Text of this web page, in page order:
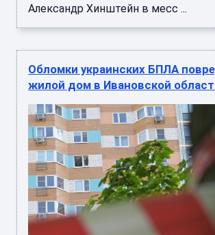
Александр Хинштейн в месс ...
Обломки украинских БПЛА
жилой дом в Ивановской